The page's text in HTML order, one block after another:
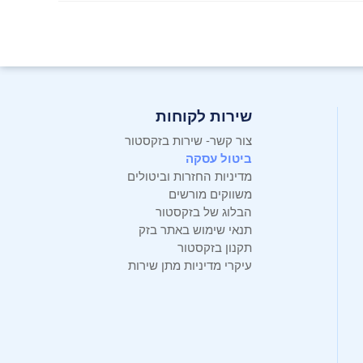
שירות לקוחות
צור קשר- שירות בזקסטור
ביטול עסקה
מדיניות החזרות וביטולים
משווקים מורשים
הבלוג של בזקסטור
תנאי שימוש באתר בזק
תקנון בזקסטור
עיקרי מדיניות מתן שירות